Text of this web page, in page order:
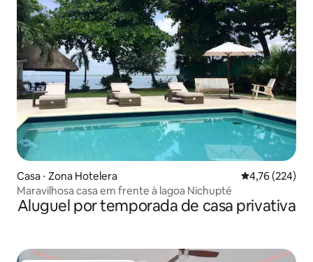
Casa ⋅ Zona Hotelera 4,76 de uma
4,76 (224)
Maravilhosa casa em frente à lagoa Nichupté
Aluguel por temporada de casa privativa